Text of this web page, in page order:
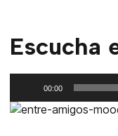
Escucha
audio
00:00